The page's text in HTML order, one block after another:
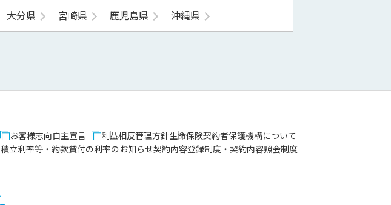
大分県 宮崎県 鹿児島県 沖縄県
お客様志向自主宣言 利益相反管理方針生命保険契約者保護機構について
積立利率等・約款貸付の利率のお知らせ契約内容登録制度・契約内容照会制度